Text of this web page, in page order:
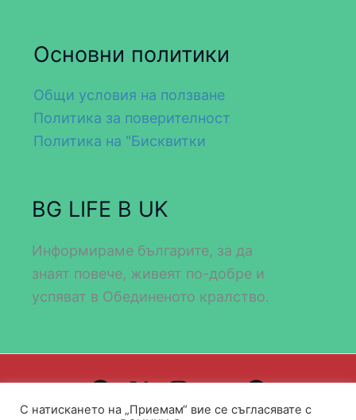
Основни политики
Общи условия на ползване
Политика за поверителност
Политика на "Бисквитки
BG LIFE В UK
Информираме българите, за да
знаят повече, живеят по-добре и
успяват в Обединеното кралство.
С натискането на „Приемам“ вие се съгласявате с